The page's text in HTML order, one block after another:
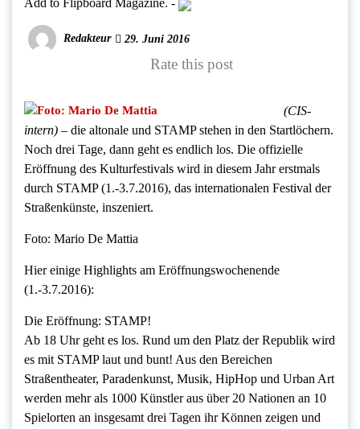
Add to Flipboard Magazine. -
Redakteur 29. Juni 2016
Rate this post
(CIS-
intern) – die altonale und STAMP stehen in den Startlöchern.
Noch drei Tage, dann geht es endlich los. Die offizielle
Eröffnung des Kulturfestivals wird in diesem Jahr erstmals
durch STAMP (1.-3.7.2016), das internationalen Festival der
Straßenkünste, inszeniert.
Foto: Mario De Mattia
Hier einige Highlights am Eröffnungswochenende
(1.-3.7.2016):
Die Eröffnung: STAMP!
Ab 18 Uhr geht es los. Rund um den Platz der Republik wird
es mit STAMP laut und bunt! Aus den Bereichen
Straßentheater, Paradenkunst, Musik, HipHop und Urban Art
werden mehr als 1000 Künstler aus über 20 Nationen an 10
Spielorten an insgesamt drei Tagen ihr Können zeigen und